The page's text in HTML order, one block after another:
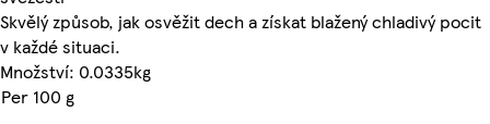
Skvělý způsob, jak osvěžit dech a získat blažený chladivý pocit
v každé situaci.
Množství: 0.0335kg
Per 100 g